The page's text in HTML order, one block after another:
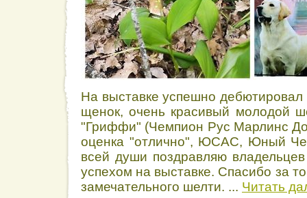
На выставке успешно
щенок, очень красивый молодой
"Гриффи" (Чемпион Рус Марлинс
оценка "отлично", ЮСАС, Юный
всей души поздравляю
успехом на выставке. Спасибо за
замечательного шелти. ... Читать